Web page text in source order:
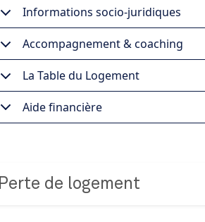
Informations socio-juridiques
Accompagnement & coaching
La Table du Logement
Aide financière
Perte de logement